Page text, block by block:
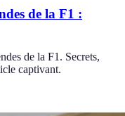
de la F1 :
de la F1. Secrets,
captivant.